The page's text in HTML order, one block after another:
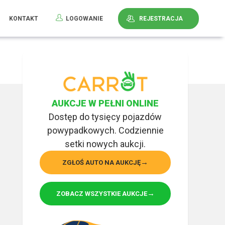
KONTAKT LOGOWANIE REJESTRACJA
AUKCJE W PEŁNI ONLINE
Dostęp do tysięcy pojazdów
powypadkowych. Codziennie
setki nowych aukcji.
ZGŁOŚ AUTO NA AUKCJĘ
ZOBACZ WSZYSTKIE AUKCJE